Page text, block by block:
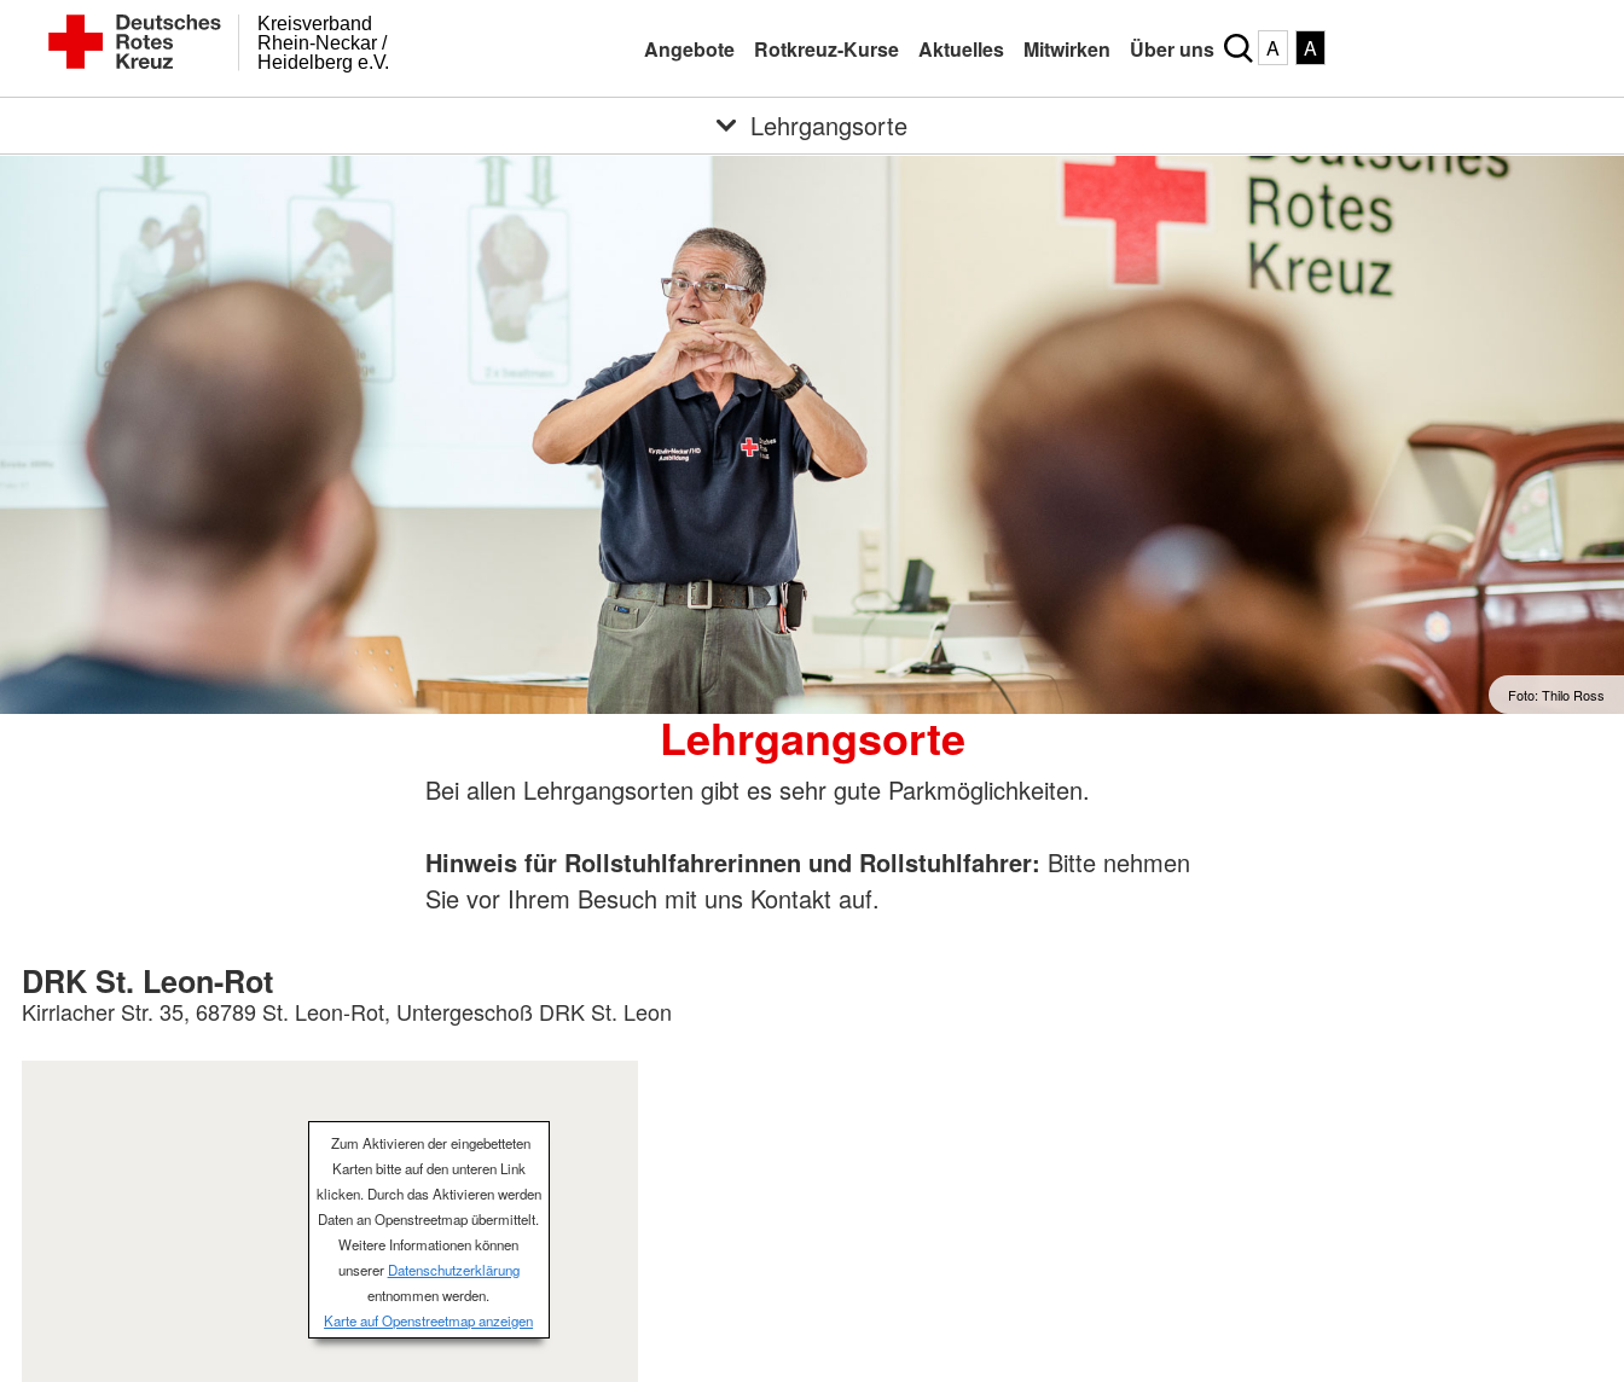
Heidelberg e.V.
Rhein-Neckar /
Kreisverband
Angebote Rotkreuz-Kurse Aktuelles Mitwirken Über uns A A
Lehrgangsorte
Foto: Thilo Ross
Lehrgangsorte
Bei allen Lehrgangsorten gibt es sehr gute Parkmöglichkeiten.
Hinweis für Rollstuhlfahrerinnen und Rollstuhlfahrer: Bitte nehmen
Sie vor Ihrem Besuch mit uns Kontakt auf.
DRK St. Leon-Rot
Kirrlacher Str. 35, 68789 St. Leon-Rot, Untergeschoß DRK St. Leon
Zum Aktivieren der eingebetteten
Karten bitte auf den unteren Link
klicken. Durch das Aktivieren werden
Daten an Openstreetmap übermittelt.
Weitere Informationen können
unserer Datenschutzerklärung
entnommen werden.
Karte auf Openstreetmap anzeigen